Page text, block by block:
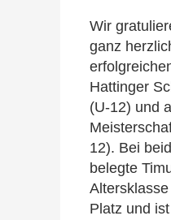
Wir
ganz
Hattinger
(U-12) und
12). Bei
belegte
Platz und